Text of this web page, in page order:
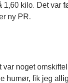
1,60 kilo. Det var
ny PR.
var noget
humør, fik jeg